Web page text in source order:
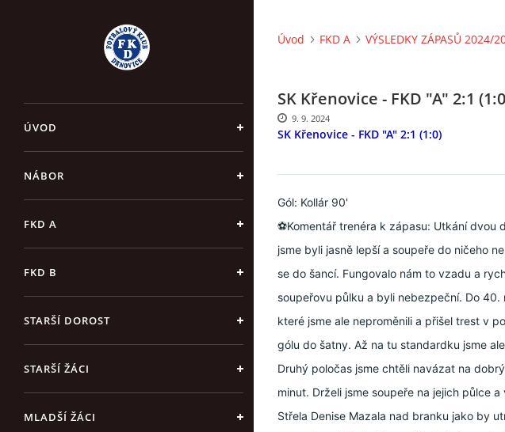
ÚVOD
NÁBOR
FKD A
FKD B
STARŠÍ DOROST
STARŠÍ ŽÁCI
MLADŠÍ ŽÁCI
Úvod FKD A VÝSLEDKY ZÁPASŮ 2024/
SK Křenovice - FKD "A" 2:1
SK Křenovice - FKD "A" 2:1 (1:0)
9. 9. 2024
Gól: Kollár 90'
⚽Komentář trenéra k zápasu: Utkání dvou
jsme byli jasně lepší a soupeře do ničeho
se do šancí. Fungovalo nám to vzadu a
soupeřovu půlku a byli nebezpeční. Do
které jsme ale neproměnili a přišel trest v
gólu do šatny. Až na tu standardku jsme
Druhý poločas jsme chtěli navázat na
minut. Drželi jsme soupeře na jejich půlce
Střela Denise Mazala nad branku jako by